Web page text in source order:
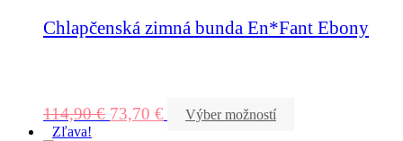
Chlapčenská zimná bunda En*Fant Ebony
114,90€ 73,70 €
Výber možností
Zľava!